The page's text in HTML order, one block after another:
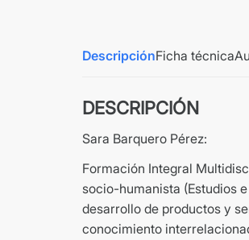
DescripciónFicha técnica
DESCRIPCIÓN
Sara Barquero Pérez:
Formación Integral
socio-humanista (Estudios
desarrollo de productos y
conocimiento